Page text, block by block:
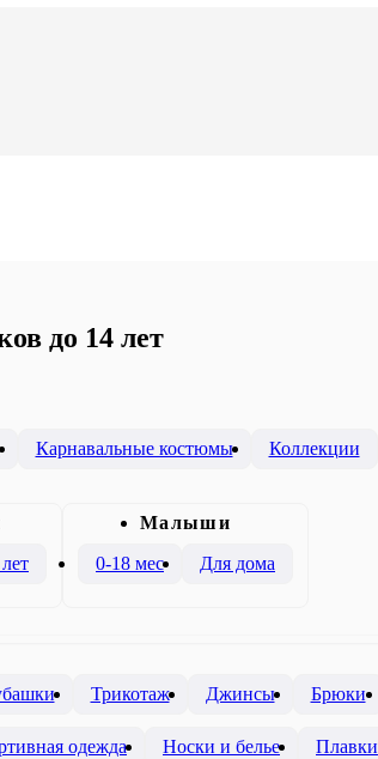
до 14 лет
Карнавальные костюмы Коллекции
Малыши
0-18 мес
Для дома
Трикотаж Джинсы Брюки
одежда Носки и белье Плавки